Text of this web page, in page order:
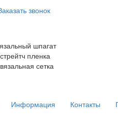
звонок
шпагат
пленка
сетка
Информация Контакты